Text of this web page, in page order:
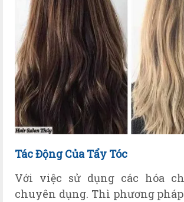
TácĐộng Của Tẩy Tóc
Với việc sử dụng các hóa
chuyên dụng. Thì phương